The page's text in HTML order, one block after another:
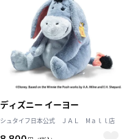
ディズニー イーヨー
シュタイフ日本公式 ＪＡＬ Mａｌｌ店